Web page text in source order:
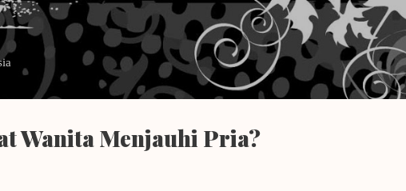
Langsung ke konten utama
Wanita Menjauhi Pria?